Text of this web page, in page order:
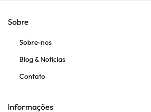
Sobre
Sobre-nos
Blog & Noticias
Contato
Informações